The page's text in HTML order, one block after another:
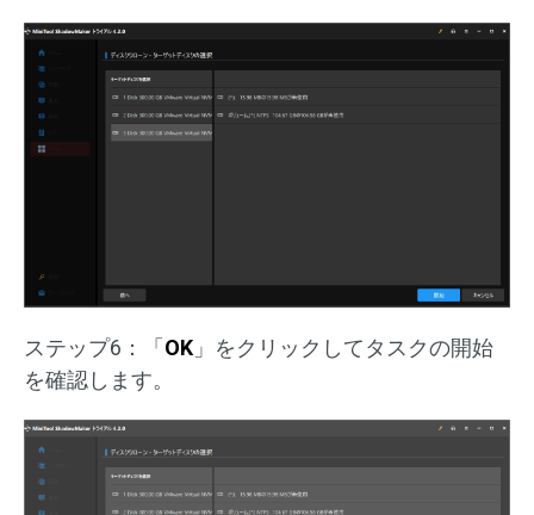
ステップ6：「OK 」をクリックしてタスクの開始
を確認します。